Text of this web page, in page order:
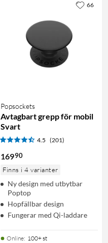
Popsockets
Avtagbart grepp för mobil
Svart
4.5 (201)
16990
Finns i 4 varianter
Ny design med utbytbar
Poptop
Hopfällbar design
Fungerar med Qi-laddare
Online: 100+ st
66